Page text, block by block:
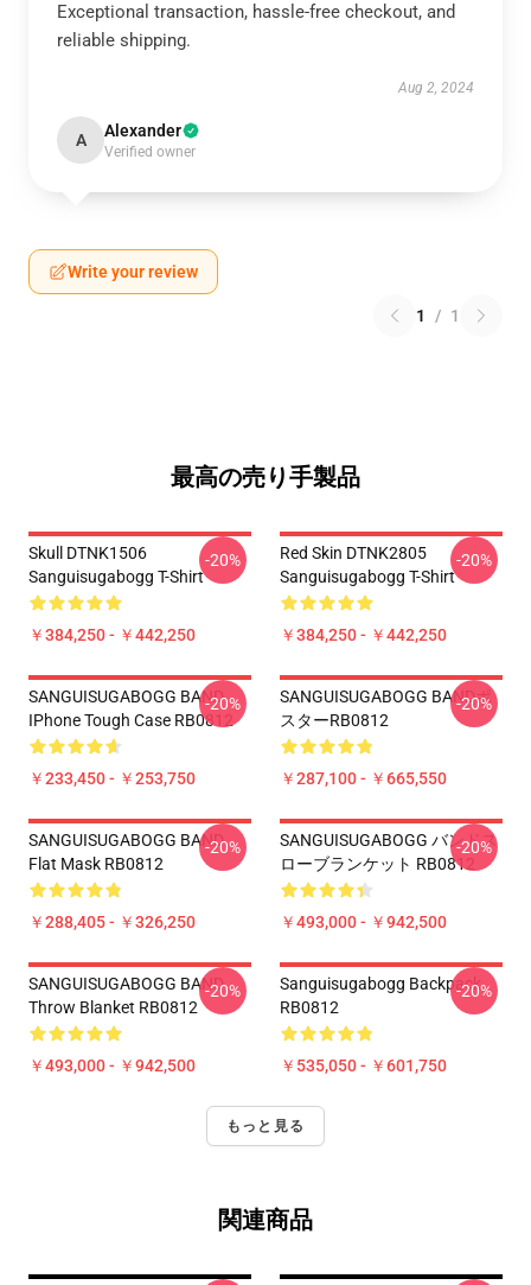
Exceptional transaction, hassle-free checkout, and
reliable shipping.
Aug 2, 2024
A Alexander
Verified owner
Write your review
1 / 1
最高の売り手製品
Skull DTNK1506
Sanguisugabogg T-Shirt
￥384,250 - ￥442,250
-20%
Red Skin DTNK2805
Sanguisugabogg T-Shirt
￥384,250 - ￥442,250
-20%
SANGUISUGABOGG BAND
IPhone Tough Case RB0812
￥233,450 - ￥253,750
-20%
SANGUISUGABOGG BANDポ
スターRB0812
￥287,100 - ￥665,550
-20%
SANGUISUGABOGG BAND
Flat Mask RB0812
￥288,405 - ￥326,250
-20%
SANGUISUGABOGG バンドス
ローブランケット RB0812
￥493,000 - ￥942,500
-20%
SANGUISUGABOGG BAND
Throw Blanket RB0812
￥493,000 - ￥942,500
-20%
Sanguisugabogg Backpack
RB0812
￥535,050 - ￥601,750
-20%
もっと見る
関連商品